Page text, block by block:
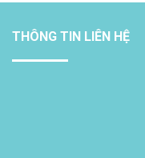
THÔNG TIN LIÊN HỆ